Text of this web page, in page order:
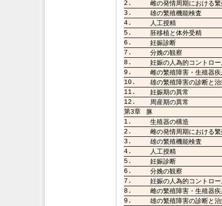
2.
雌の発情周期における
3.
雄の繁殖機能検査
4.
人工授精
5.
胚移植と体外受精
6.
妊娠診断
7.
分娩の観察
8.
妊娠の人為的コントロ
9.
雌の繁殖障害・生殖器
10.
雄の繁殖障害の診断と
11.
妊娠期の異常
12.
周産期の異常
第3章
豚
1.
生殖器の構造
2.
雌の発情周期における
3.
雄の繁殖機能検査
4.
人工授精
5.
妊娠診断
6.
分娩の観察
7.
妊娠の人為的コントロ
8.
雌の繁殖障害・生殖器
9.
雄の繁殖障害の診断と